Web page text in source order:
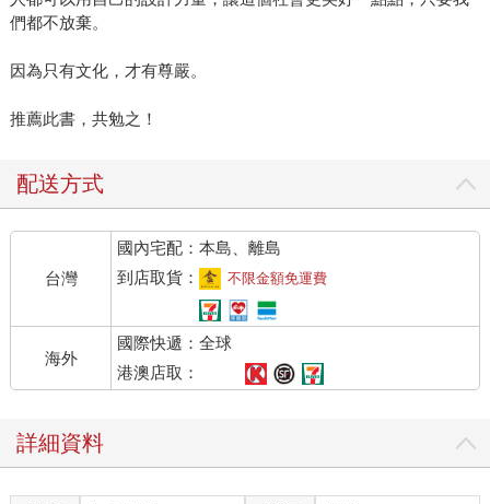
們都不放棄。
因為只有文化，才有尊嚴。
推薦此書，共勉之！
配送方式
台灣
國內宅配：本島、離島
到店取貨：
不限金額免運費
海外
國際快遞：全球
港澳店取：
詳細資料